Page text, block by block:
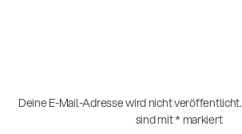
Deine E-Mail-Adresse wird nicht veröffentlicht.
sind mit* markiert